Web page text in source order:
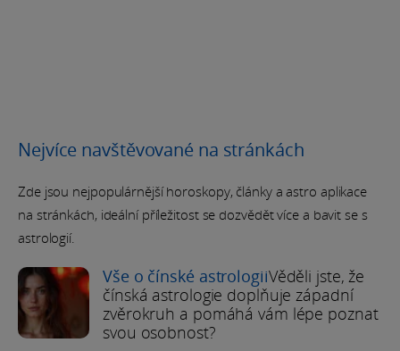
Nejvíce navštěvované na stránkách
Zde jsou nejpopulárnější horoskopy, články a astro aplikace
na stránkách, ideální příležitost se dozvědět více a bavit se s
astrologií.
Vše o čínské astrologiiVěděli jste, že
čínská astrologie doplňuje západní
zvěrokruh a pomáhá vám lépe poznat
svou osobnost?